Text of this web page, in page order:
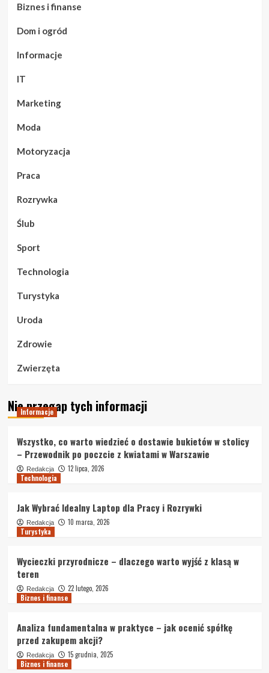
Biznes i finanse
Dom i ogród
Informacje
IT
Marketing
Moda
Motoryzacja
Praca
Rozrywka
Ślub
Sport
Technologia
Turystyka
Uroda
Zdrowie
Zwierzęta
Nie przegap tych informacji
Informacje
Wszystko, co warto wiedzieć o dostawie bukietów w stolicy
– Przewodnik po poczcie z kwiatami w Warszawie
Redakcja
12 lipca, 2026
Technologia
Jak Wybrać Idealny Laptop dla Pracy i Rozrywki
Redakcja
10 marca, 2026
Turystyka
Wycieczki przyrodnicze – dlaczego warto wyjść z klasą w
teren
Redakcja
22 lutego, 2026
Biznes i finanse
Analiza fundamentalna w praktyce – jak ocenić spółkę
przed zakupem akcji?
Redakcja
15 grudnia, 2025
Biznes i finanse